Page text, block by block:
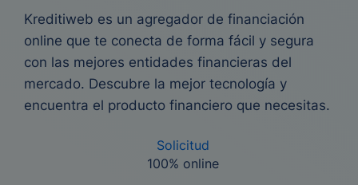
Kreditiweb es un agregador de financiación
online que te conecta de forma fácil y segura
con las mejores entidades financieras del
mercado. Descubre la mejor tecnología y
encuentra el producto financiero que necesitas.
Solicitud
100% online